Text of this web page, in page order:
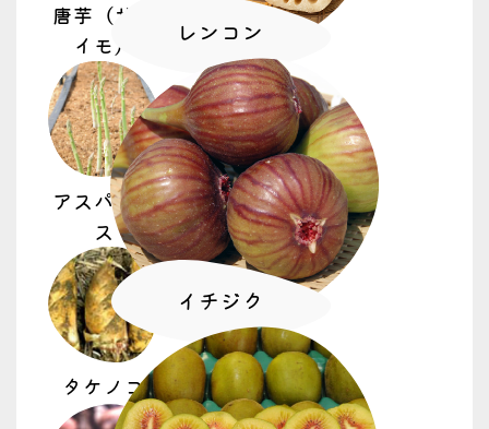
唐芋（サト
イモ）
アスパラガ
ス
タケノコ
レンコン
イチジク